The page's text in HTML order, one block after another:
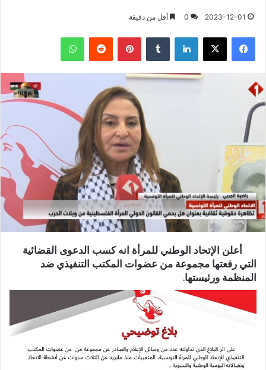
2023-12-01
0 أقل من دقيقة
فيسبوك X لينكدإن بينتيريست واتساب
أعلن الإتحاد الوطني للمرأة انه كسب الدعوى القضائية
التي رفعتها مجموعة من عضوات المكتب التنفيذي ضد
المنظمة ورئيستها.